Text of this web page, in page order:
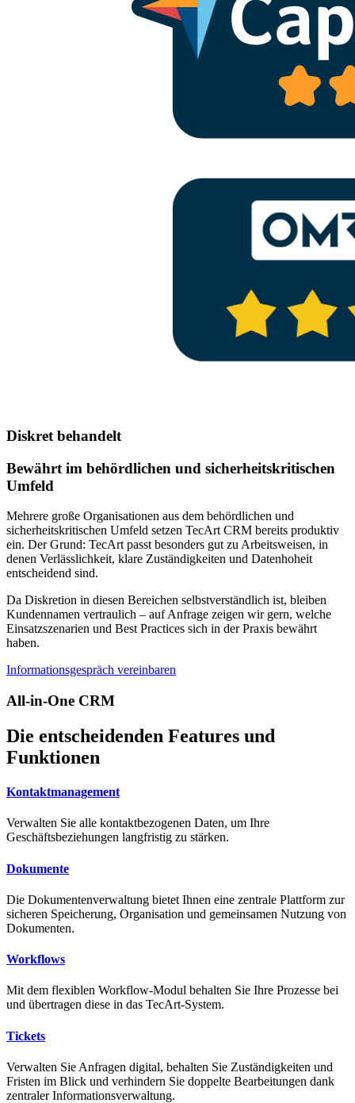
Diskret behandelt
Bewährt im behördlichen und sicherheitskritischen
Umfeld
Mehrere große Organisationen aus dem behördlichen und
sicherheitskritischen Umfeld setzen TecArt CRM bereits produktiv
ein. Der Grund: TecArt passt besonders gut zu Arbeitsweisen, in
denen Verlässlichkeit, klare Zuständigkeiten und Datenhoheit
entscheidend sind.
Da Diskretion in diesen Bereichen selbstverständlich ist, bleiben
Kundennamen vertraulich – auf Anfrage zeigen wir gern, welche
Einsatzszenarien und Best Practices sich in der Praxis bewährt
haben.
Informationsgespräch vereinbaren
All-in-One CRM
Die entscheidenden Features und
Funktionen
Kontaktmanagement
Verwalten Sie alle kontaktbezogenen Daten, um Ihre
Geschäftsbeziehungen langfristig zu stärken.
Dokumente
Die Dokumentenverwaltung bietet Ihnen eine zentrale Plattform zur
sicheren Speicherung, Organisation und gemeinsamen Nutzung von
Dokumenten.
Workflows
Mit dem flexiblen Workflow-Modul behalten Sie Ihre Prozesse bei
und übertragen diese in das TecArt-System.
Tickets
Verwalten Sie Anfragen digital, behalten Sie Zuständigkeiten und
Fristen im Blick und verhindern Sie doppelte Bearbeitungen dank
zentraler Informationsverwaltung.